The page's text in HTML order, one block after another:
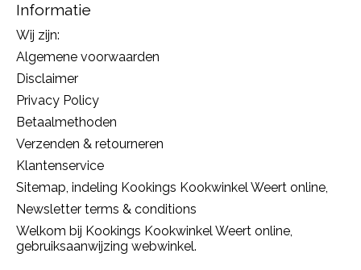
Informatie
Wij zijn:
Algemene voorwaarden
Disclaimer
Privacy Policy
Betaalmethoden
Verzenden & retourneren
Klantenservice
Sitemap, indeling Kookings Kookwinkel Weert online,
Newsletter terms & conditions
Welkom bij Kookings Kookwinkel Weert online,
gebruiksaanwijzing webwinkel.